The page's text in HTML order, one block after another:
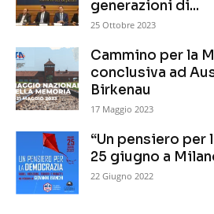
generazioni di...
25 Ottobre 2023
Cammino per la
conclusiva ad
Birkenau
17 Maggio 2023
“Un pensiero per
25 giugno a
22 Giugno 2022